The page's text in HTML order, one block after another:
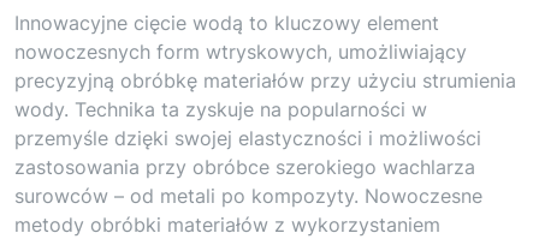
Innowacyjne cięcie wodą to kluczowy element
nowoczesnych form wtryskowych, umożliwiający
precyzyjną obróbkę materiałów przy użyciu strumienia
wody. Technika ta zyskuje na popularności w
przemyśle dzięki swojej elastyczności i możliwości
zastosowania przy obróbce szerokiego wachlarza
surowców – od metali po kompozyty. Nowoczesne
metody obróbki materiałów z wykorzystaniem